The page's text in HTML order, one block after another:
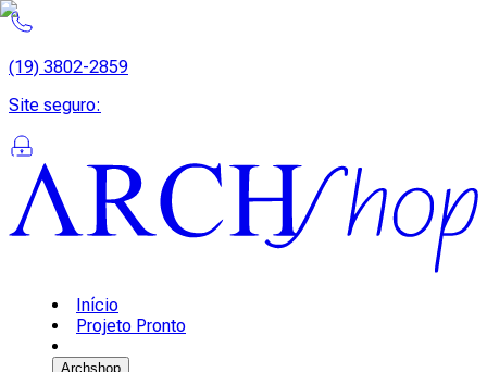
(19) 3802-2859
Site seguro:
Início
Projeto Pronto
Archshop